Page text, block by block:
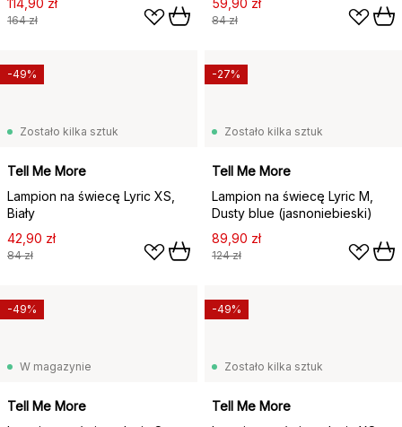
114,90 zł
164 zł
59,90 zł
84 zł
Zostało kilka sztuk
Tell Me More
Lampion na świecę Lyric XS,
Biały
42,90 zł
84 zł
-49%
Zostało kilka sztuk
Tell Me More
Lampion na świecę Lyric M,
Dusty blue (jasnoniebieski)
89,90 zł
124 zł
-27%
W magazynie
Tell Me More
-49%
Zostało kilka sztuk
Tell Me More
-49%